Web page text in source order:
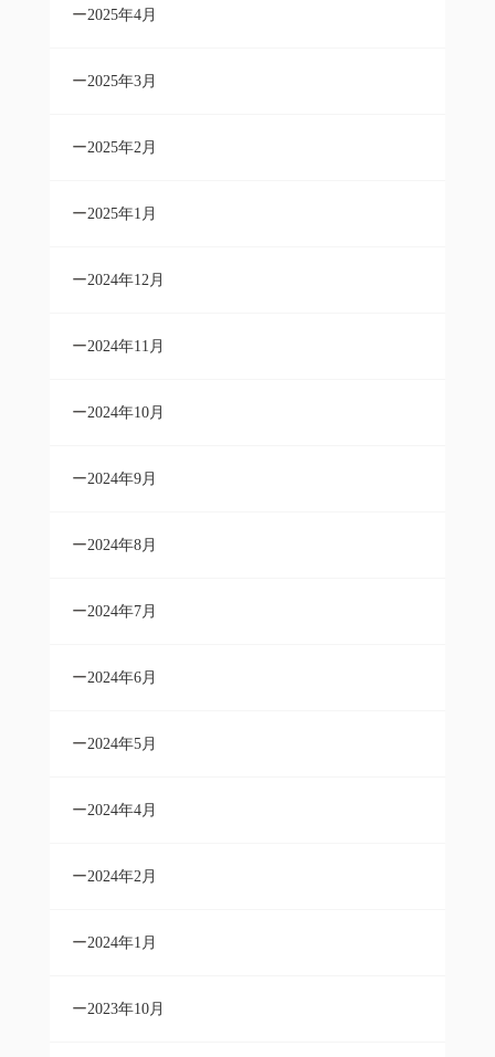
2025年4月
2025年3月
2025年2月
2025年1月
2024年12月
2024年11月
2024年10月
2024年9月
2024年8月
2024年7月
2024年6月
2024年5月
2024年4月
2024年2月
2024年1月
2023年10月